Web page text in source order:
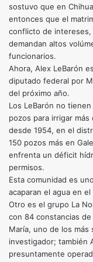
sostuvo que en
entonces que el
conflicto de intereses,
demandan altos
funcionarios.
Ahora, Alex LeBarón
diputado federal por
del próximo año.
Los LeBarón no
pozos para irrigar
desde 1954, en el
150 pozos más en
enfrenta un déficit
permisos.
Esta comunidad es
acaparan el agua en
Otro es el grupo La
con 84 constancias
María, uno de los
investigador; también
presuntamente